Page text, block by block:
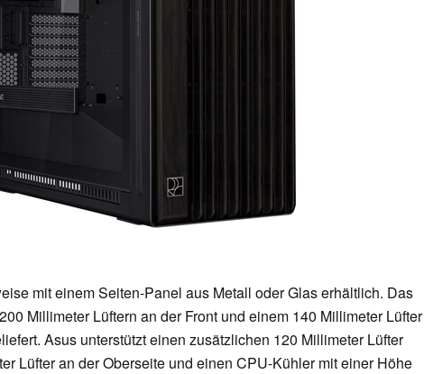
mit einem Seiten-Panel aus Metall oder Glas erhältlich. Das
Millimeter Lüftern an der Front und einem 140 Millimeter Lüfter
Asus unterstützt einen zusätzlichen 120 Millimeter Lüfter
Lüfter an der Oberseite und einen CPU-Kühler mit einer Höhe